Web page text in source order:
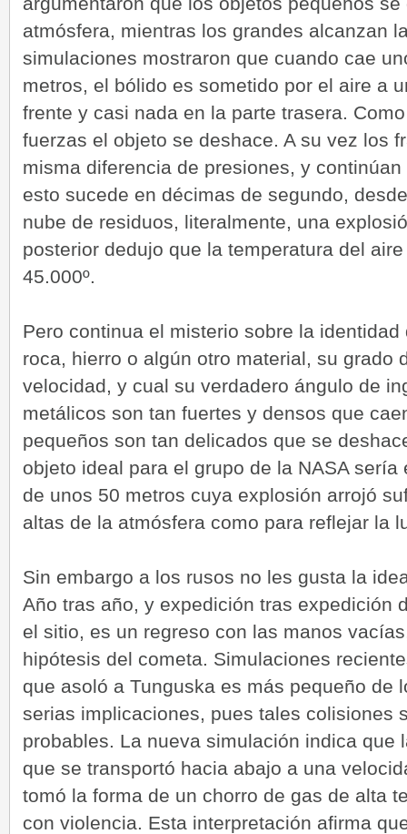
atmósfera, mientras los grandes alcanzan
simulaciones mostraron que cuando cae
metros, el bólido es sometido por el aire a
frente y casi nada en la parte trasera.
fuerzas el objeto se deshace. A su vez los
misma diferencia de presiones, y
esto sucede en décimas de segundo,
nube de residuos, literalmente, una
posterior dedujo que la temperatura del
45.000º.
Pero continua el misterio sobre la
roca, hierro o algún otro material, su grado
velocidad, y cual su verdadero ángulo de
metálicos son tan fuertes y densos que
pequeños son tan delicados que se
objeto ideal para el grupo de la NASA
de unos 50 metros cuya explosión arrojó
altas de la atmósfera como para reflejar la
Sin embargo a los rusos no les gusta la
Año tras año, y expedición tras expedición
el sitio, es un regreso con las manos
hipótesis del cometa. Simulaciones
que asoló a Tunguska es más pequeño de
serias implicaciones, pues tales colisiones
probables. La nueva simulación indica que
que se transportó hacia abajo a una
tomó la forma de un chorro de gas de alta
con violencia. Esta interpretación afirma